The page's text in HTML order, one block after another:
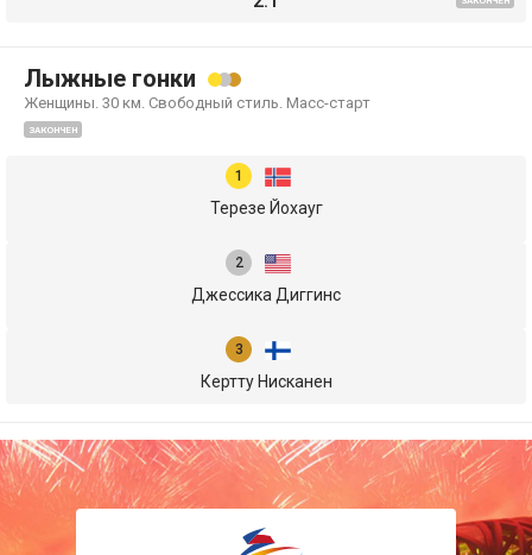
Лыжные гонки
Женщины. 30 км. Свободный стиль. Масс-старт
ЗАКОНЧЕН
Терезе Йохауг
Джессика Диггинс
Кертту Нисканен